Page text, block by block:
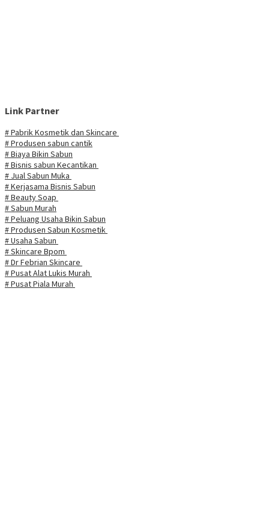
Link Partner
# Pabrik Kosmetik dan Skincare
# Produsen sabun cantik
# Biaya Bikin Sabun
# Bisnis sabun Kecantikan
# Jual Sabun Muka
# Kerjasama Bisnis Sabun
# Beauty Soap
# Sabun Murah
# Peluang Usaha Bikin Sabun
# Produsen Sabun Kosmetik
# Usaha Sabun
# Skincare Bpom
# Dr Febrian Skincare
# Pusat Alat Lukis Murah
# Pusat Piala Murah